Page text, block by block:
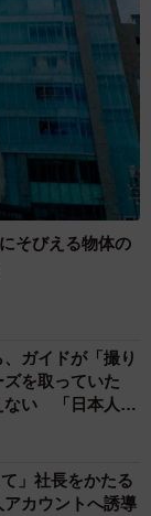
そびえる物体の
ガイドが「撮り
を取っていた
い 「日本人は
3万円払った」
」社長をかたる
カウントへ誘導